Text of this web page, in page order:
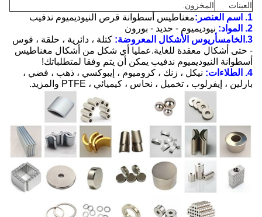
العينات المخزون.
1. اسم العنصر:
مغناطيس أسطوانة قرص النيوديميوم ندفيب
2. المواد:
نيوديميوم - حديد - بورون
3. الخامسأريوس الأشكال المعروضة: كتلة ، دائرية ، حلقة ، قوس
- حتى أشكال معقدة للغاية.عمليا أي شكل من أشكال مغناطيس
أسطوانة النيوديميوم ندفيب يمكن أن يتم وفقا لمتطلباتك!
4. الطلاءات:
نيكل ، زنك ، كروميوم ، إيبوكسي ، ذهب ، فضي ،
بارلين ، إيفرلوب ، تخميل ، نحاس ، كيميائي ، PTFE والمزيد.